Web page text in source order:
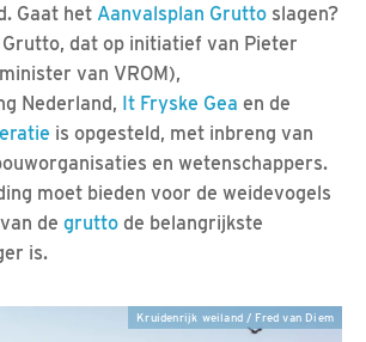
Gaat het Aanvalsplan Grutto slagen?
dat op initiatief van Pieter
van VROM),
Nederland, It Fryske Gea en de
is opgesteld, met inbreng van
en wetenschappers.
moet bieden voor de weidevogels
de grutto de belangrijkste
is.
Kruidenrijk weiland / Fred van Diem